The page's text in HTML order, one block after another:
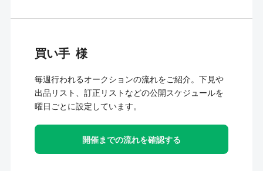
買い手
毎週行われるオークションの流れをご紹介。下見や
出品リスト、訂正リストなどの公開スケジュールを
曜日ごとに設定しています。
開催までの流れを確認する